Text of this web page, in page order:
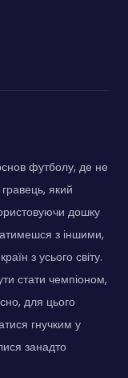
футболу, де не
який
дошку
з іншими,
з усього світу.
стати чемпіоном,
для цього
гнучким у
занадто